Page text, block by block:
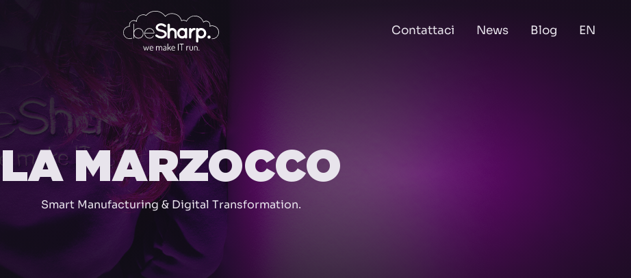
Contattaci News Blog EN
LA MARZOCCO
Smart Manufacturing & Digital Transformation.